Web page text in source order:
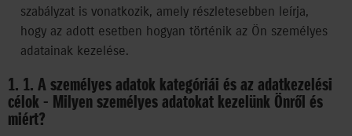
szabályzat is vonatkozik, amely részletesebben leírja,
hogy az adott esetben hogyan történik az Ön személyes
adatainak kezelése.
1. 1. A személyes adatok kategóriái és az adatkezelési
célok - Milyen személyes adatokat kezelünk Önről és
miért?